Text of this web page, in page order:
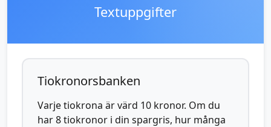
Textuppgifter
Tiokronorsbanken
Varje tiokrona är värd 10 kronor. Om du
har 8 tiokronor i din spargris, hur många